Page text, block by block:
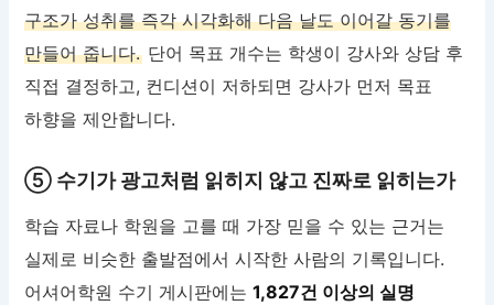
구조가 성취를 즉각 시각화해 다음 날도 이어갈 동기를
만들어 줍니다. 단어 목표 개수는 학생이 강사와 상담 후
직접 결정하고, 컨디션이 저하되면 강사가 먼저 목표
하향을 제안합니다.
⑤ 수기가 광고처럼 읽히지 않고 진짜로 읽히는가
학습 자료나 학원을 고를 때 가장 믿을 수 있는 근거는
실제로 비슷한 출발점에서 시작한 사람의 기록입니다.
어셔어학원 수기 게시판에는1,827건 이상의 실명